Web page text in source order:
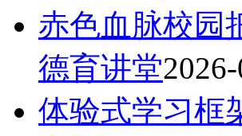
赤色血脉校园
德育讲堂
体验式学习框